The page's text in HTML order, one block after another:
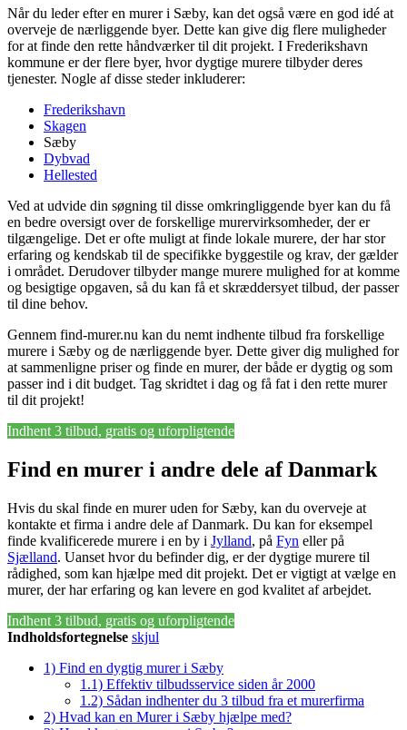
Når du leder efter en murer i Sæby, kan det også være en god idé at
overveje de nærliggende byer. Dette kan give dig flere muligheder
for at finde den rette håndværker til dit projekt. I Frederikshavn
kommune er der flere byer, hvor dygtige murere tilbyder deres
tjenester. Nogle af disse steder inkluderer:
Frederikshavn
Skagen
Sæby
Dybvad
Hellested
Ved at udvide din søgning til disse omkringliggende byer kan du få
en bedre oversigt over de forskellige murervirksomheder, der er
tilgængelige. Det er ofte muligt at finde lokale murere, der har stor
erfaring og kendskab til de specifikke byggestile og krav, der gælder
i området. Derudover tilbyder mange murere mulighed for at komme
og besigtige opgaven, så du kan få et skræddersyet tilbud, der passer
til dine behov.
Gennem find-murer.nu kan du nemt indhente tilbud fra forskellige
murere i Sæby og de nærliggende byer. Dette giver dig mulighed for
at sammenligne priser og finde en murer, der både er dygtig og som
passer ind i dit budget. Tag skridtet i dag og få fat i den rette murer
til dit projekt!
Indhent 3 tilbud, gratis og uforpligtende
Find en murer i andre dele af Danmark
Hvis du skal finde en murer uden for Sæby, kan du overveje at
kontakte et firma i andre dele af Danmark. Du kan for eksempel
finde kvalificerede murere i en by i Jylland, på Fyn eller på
Sjælland. Uanset hvor du befinder dig, er der dygtige murere til
rådighed, som kan hjælpe med dit projekt. Det er vigtigt at vælge en
murer, der har erfaring og kan levere en god kvalitet af arbejdet.
Indhent 3 tilbud, gratis og uforpligtende
Indholdsfortegnelse skjul
1) Find en dygtig murer i Sæby
1.1) Effektiv tilbudsservice siden år 2000
1.2) Sådan indhenter du 3 tilbud fra et murerfirma
2) Hvad kan en Murer i Sæby hjælpe med?